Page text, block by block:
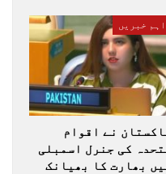
اہم خبریں
نے اقوام
کی جنرل اسمبلی
بھارت کا بھیانک